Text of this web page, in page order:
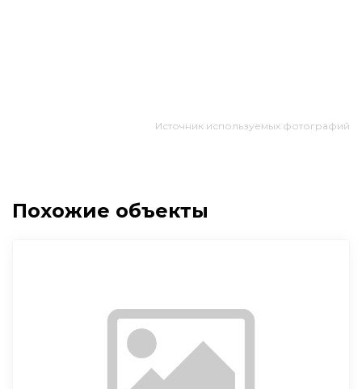
Источник используемых фотографий
Похожие объекты